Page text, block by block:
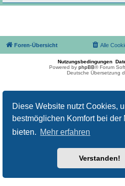
Diese Website nutzt Cookies,
bestmöglichen Komfort bei der
bieten. Mehr erfahren
Verstanden!
Foren-Übersicht Alle
Nutzungsbedingungen
Powered by phpBB® Forum
Deutsche Übersetzung